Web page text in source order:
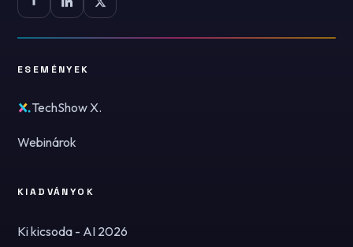
ESEMÉNYEK
TechShow X.
Webinárok
KIADVÁNYOK
Ki kicsoda - AI 2026